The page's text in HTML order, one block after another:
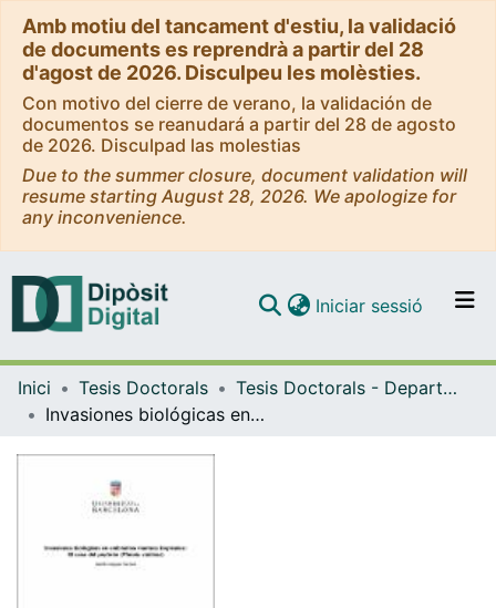
Amb motiu del tancament d'estiu, la validació
de documents es reprendrà a partir del 28
d'agost de 2026. Disculpeu les molèsties.
Con motivo del cierre de verano, la validación de
documentos se reanudará a partir del 28 de agosto
de 2026. Disculpad las molestias
Due to the summer closure, document validation will
resume starting August 28, 2026. We apologize for
any inconvenience.
Navega per tot el DD
Iniciar sessió (current)
Inici Tesis Doctorals
Tesis Doctorals - Departament - Biologia Evolutiva, Ecologia i Ciències Ambientals
Invasiones biológicas en ambientes marinos tropicales: El caso del pez león (Pterois volitans)